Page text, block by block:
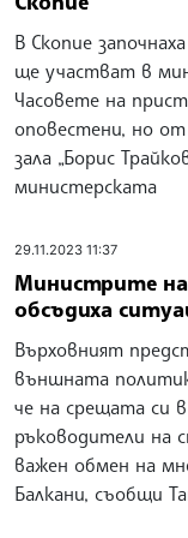
В Скопие
ще участват в
Часовете на
оповестени, но
зала „Борис
министерската
29.11.2023 11:37
Министрите
обсъдиха
Върховният
външната
че на срещата си
ръководители на
важен обмен на
Балкани, съобщи